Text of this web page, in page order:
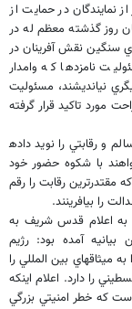
نخستين بيانيه با امضاي 219 نفر از نمايندگان در حمايت از
روز گذشته معظم له در
سنگين نقش آفرينان در
نامزدها که وامدار
نيانديشند، مسئوليت
مورد تاکيد قرار گرفته
و رقابتي را نويد داده​
با شکوه حضور خود
مقتدرترين رقابت را رقم
را بيافرينند.
در اعتراض به اعلام قدس شريف به
بيانيه آمده بود: رژيم
ميثاق​هاي بين المللي را
را دارد. اعلام اينکه
که خطر امنيتي بزرگي